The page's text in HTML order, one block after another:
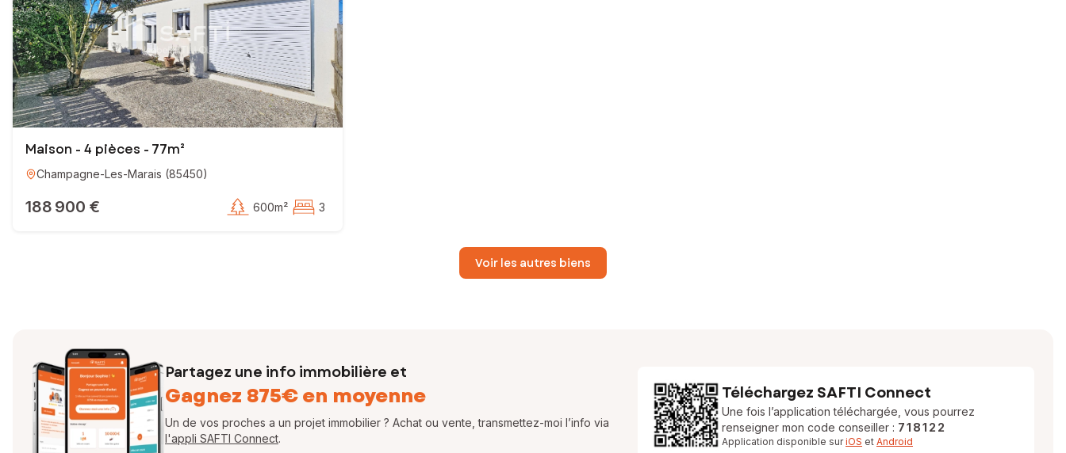
Maison - 4 pièces - 77m²
Champagne-Les-Marais (85450)
188 900 € 600m² 3
Voir les autres biens
Partagez une info immobilière et
Gagnez 875€ en moyenne
Un de vos proches a un projet immobilier ? Achat ou vente, transmettez-moi l’info via
l'appli SAFTI Connect.
Téléchargez SAFTI Connect
Une fois l’application téléchargée, vous pourrez
renseigner mon code conseiller : 718122
Application disponible suriOS et Android